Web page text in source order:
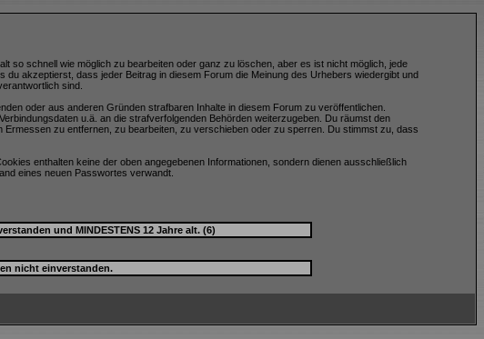
so schnell wie möglich zu bearbeiten oder ganz zu löschen, aber es ist nicht möglich, jede
akzeptierst, dass jeder Beitrag in diesem Forum die Meinung des Urhebers wiedergibt und
sind.
oder aus anderen Gründen strafbaren Inhalte in diesem Forum zu veröffentlichen.
u.ä. an die strafverfolgenden Behörden weiterzugeben. Du räumst den
zu entfernen, zu bearbeiten, zu verschieben oder zu sperren. Du stimmst zu, dass
enthalten keine der oben angegebenen Informationen, sondern dienen ausschließlich
eines neuen Passwortes verwandt.